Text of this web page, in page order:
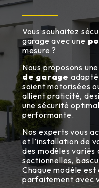
Vous souhaitez
garage avec une
mesure ?
Nous proposons
de garage
soient motorisées
allient praticité,
une sécurité
performante.
Nos experts vous
et l’installation de
des modèles variés
sectionnelles,
Chaque modèle est
parfaitement avec